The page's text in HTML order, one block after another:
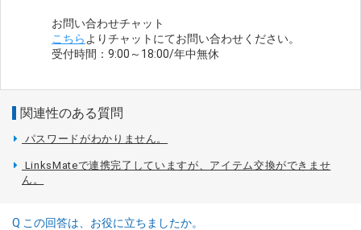
お問い合わせチャット
こちら よりチャットにてお問い合わせください。
受付時間：9:00～18:00/年中無休
関連性のある質問
パスワードがわかりません。
LinksMateで連携完了していますが、アイテム交換ができませ
ん。
Q この回答は、お役に立ちましたか。